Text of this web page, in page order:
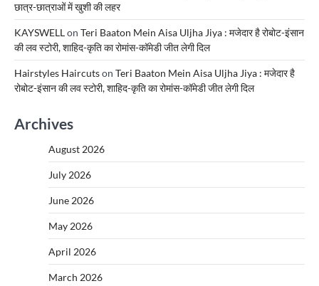
छात्र-छात्राओं में खुशी की लहर
KAYSWELLon Teri Baaton Mein Aisa Uljha Jiya : मजेदार है रोबोट-इंसान
की लव स्टोरी, शाहिद-कृति का रोमांस-कॉमेडी जीत लेगी दिल
Hairstyles Haircutson Teri Baaton Mein Aisa Uljha Jiya : मजेदार है
रोबोट-इंसान की लव स्टोरी, शाहिद-कृति का रोमांस-कॉमेडी जीत लेगी दिल
Archives
August 2026
July 2026
June 2026
May 2026
April 2026
March 2026